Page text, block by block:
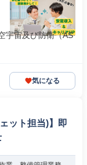
宇宙及び防衛（AS
気になる
ット担当)】即